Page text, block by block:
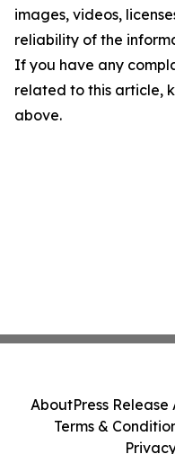
images, videos,
reliability of the
If you have any
related to this article,
above.
AboutPress Release
Terms &